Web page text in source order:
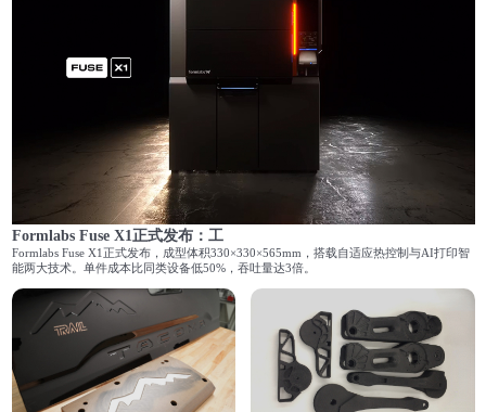
Formlabs Fuse X1正式发布：工
Formlabs Fuse X1正式发布，成型体积330×330×565mm，搭载自适应热控制与AI打印智
能两大技术。单件成本比同类设备低50%，吞吐量达3倍。